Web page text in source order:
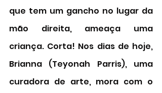
que tem um gancho no lugar da
mão direita, ameaça uma
criança. Corta! Nos dias de hoje,
Brianna (Teyonah Parris), uma
curadora de arte, mora com o